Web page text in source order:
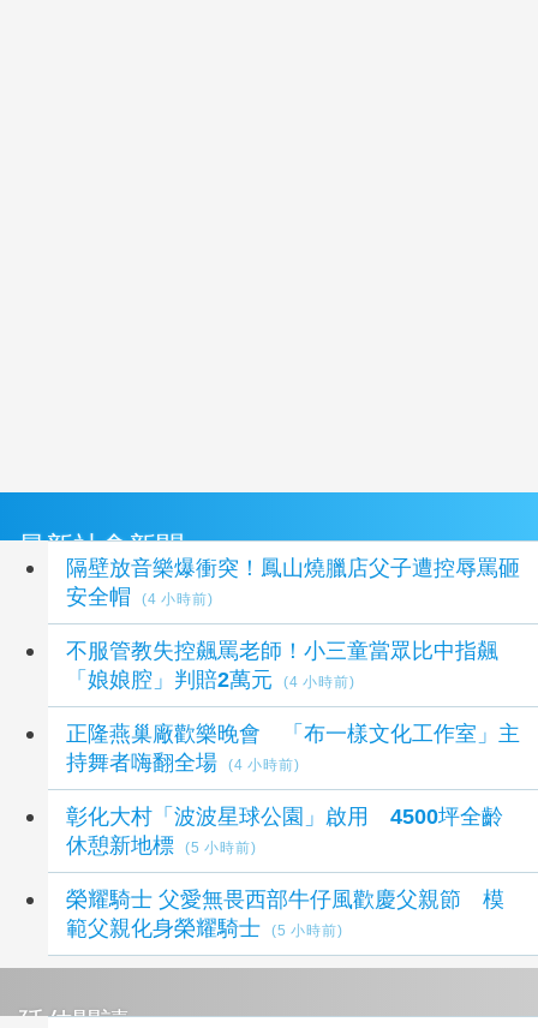
最新社會新聞
隔壁放音樂爆衝突！鳳山燒臘店父子遭控辱罵砸
安全帽
(4 小時前)
不服管教失控飆罵老師！小三童當眾比中指飆
「娘娘腔」判賠2萬元
(4 小時前)
正隆燕巢廠歡樂晚會 「布一樣文化工作室」主
持舞者嗨翻全場
(4 小時前)
彰化大村「波波星球公園」啟用 4500坪全齡
休憩新地標
(5 小時前)
榮耀騎士 父愛無畏西部牛仔風歡慶父親節 模
範父親化身榮耀騎士
(5 小時前)